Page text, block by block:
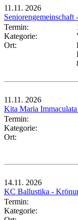
11.11. 2026
Seniorengemeinschaft
Termin:
Kategorie:
Ort:
11.11. 2026
Kita Maria
Termin:
Kategorie:
Ort:
14.11. 2026
KC Ballustika -
Termin:
Kategorie: